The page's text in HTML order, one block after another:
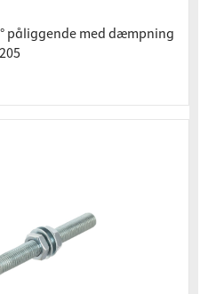
påliggende med dæmpning